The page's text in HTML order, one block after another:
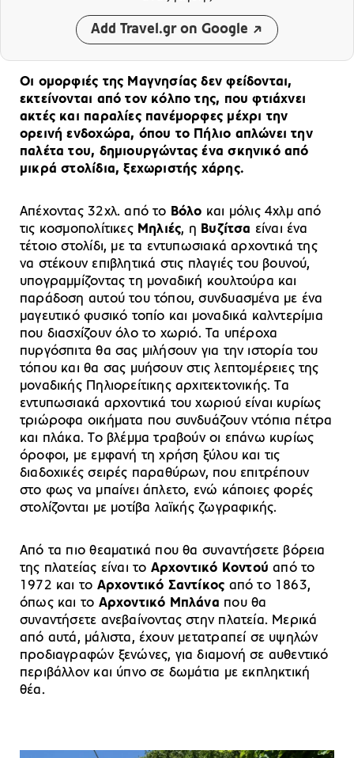
Add Travel.gr on Google
Οι ομορφιές της Μαγνησίας δεν φείδονται,
εκτείνονται από τον κόλπο της, που φτιάχνει
ακτές και παραλίες πανέμορφες μέχρι την
ορεινή ενδοχώρα, όπου το Πήλιο απλώνει την
παλέτα του, δημιουργώντας ένα σκηνικό από
μικρά στολίδια, ξεχωριστής χάρης.
Απέχοντας 32χλ. από το Βόλο και μόλις 4χλμ από
τις κοσμοπολίτικες Μηλιές, η Βυζίτσα είναι ένα
τέτοιο στολίδι, με τα εντυπωσιακά αρχοντικά της
να στέκουν επιβλητικά στις πλαγιές του βουνού,
υπογραμμίζοντας τη μοναδική κουλτούρα και
παράδοση αυτού του τόπου, συνδυασμένα με ένα
μαγευτικό φυσικό τοπίο και μοναδικά καλντερίμια
που διασχίζουν όλο το χωριό. Τα υπέροχα
πυργόσπιτα θα σας μιλήσουν για την ιστορία του
τόπου και θα σας μυήσουν στις λεπτομέρειες της
μοναδικής Πηλιορείτικης αρχιτεκτονικής. Τα
εντυπωσιακά αρχοντικά του χωριού είναι κυρίως
τριώροφα οικήματα που συνδυάζουν ντόπια πέτρα
και πλάκα. Το βλέμμα τραβούν οι επάνω κυρίως
όροφοι, με εμφανή τη χρήση ξύλου και τις
διαδοχικές σειρές παραθύρων, που επιτρέπουν
στο φως να μπαίνει άπλετο, ενώ κάποιες φορές
στολίζονται με μοτίβα λαϊκής ζωγραφικής.
Από τα πιο θεαματικά που θα συναντήσετε βόρεια
της πλατείας είναι το Αρχοντικό Κοντούαπό το
1972 και το Αρχοντικό Σαντίκος από το 1863,
όπως και το Αρχοντικό Μπλάνα που θα
συναντήσετε ανεβαίνοντας στην πλατεία. Μερικά
από αυτά, μάλιστα, έχουν μετατραπεί σε υψηλών
προδιαγραφών ξενώνες, για διαμονή σε αυθεντικό
περιβάλλον και ύπνο σε δωμάτια με εκπληκτική
θέα.